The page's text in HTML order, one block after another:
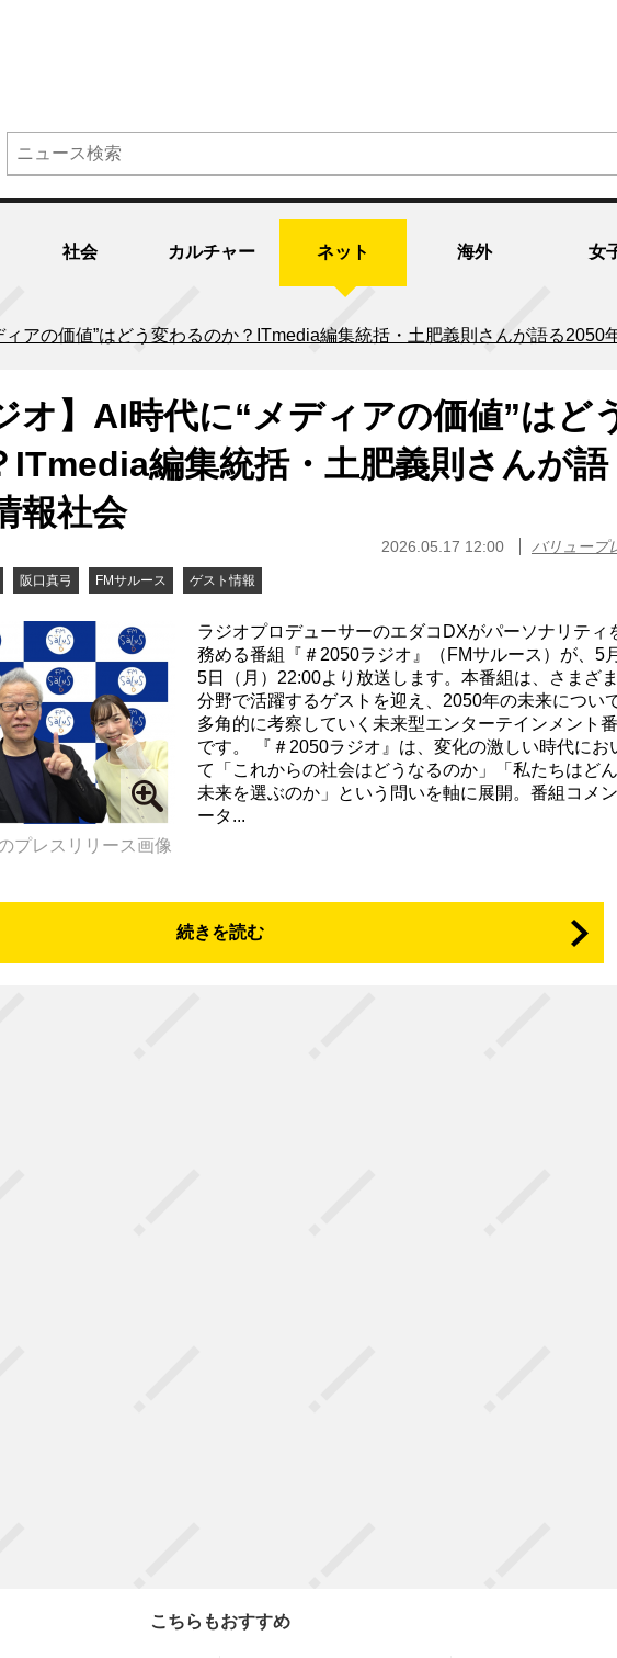
社会 カルチャー ネット 海外 女
ィアの価値”はどう変わるのか？ITmedia編集統括・土肥義則さんが語る2050
オ】AI時代に“メディアの価値”はど
ITmedia編集統括・土肥義則さんが語
報社会
2026.05.17 12:00 バリュープ
阪口真弓 FMサルース ゲスト情報
プレスリリース画像
ラジオプロデューサーのエダコDXがパーソナリティ
務める番組『＃2050ラジオ』（FMサルース）が、5
5日（月）22:00より放送します。本番組は、さまざ
分野で活躍するゲストを迎え、2050年の未来につい
多角的に考察していく未来型エンターテインメント
です。 『＃2050ラジオ』は、変化の激しい時代にお
て「これからの社会はどうなるのか」「私たちはど
未来を選ぶのか」という問いを軸に展開。番組コメ
ータ...
続きを読む
こちらもおすすめ